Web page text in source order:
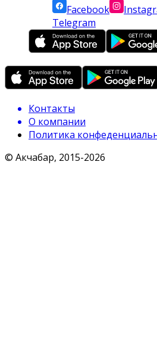
Facebook
Telegram
Контакты
О компании
Политика
© Акчабар, 2015-2026